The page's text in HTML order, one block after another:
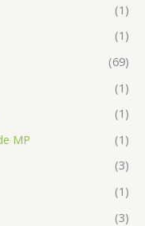
(1)
(1)
(69)
(1)
(1)
MP
(1)
(3)
(1)
(3)